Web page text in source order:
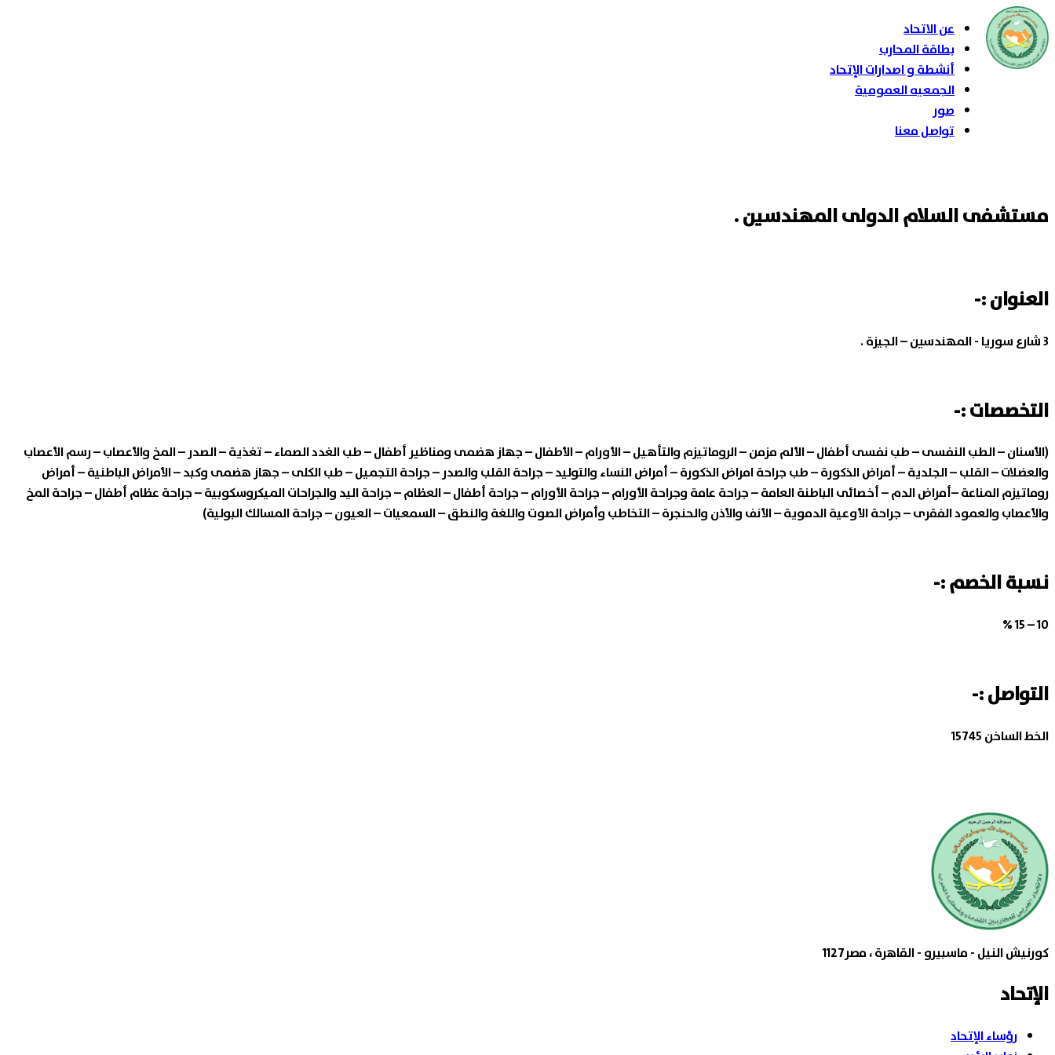
عن الاتحاد
بطاقة المحارب
أنشطة و اصدارات الإتحاد
الجمعيه العمومية
صور
تواصل معنا
مستشفى السلام الدولى المهندسين .
العنوان :-
3 شارع سوريا - المهندسين – الجيزة .
التخصصات :-
(الأسنان – الطب النفسى – طب نفسى أطفال – الألم مزمن – الروماتيزم والتأهيل – الأورام – الأطفال – جهاز هضمى ومناظير أطفال – طب الغدد الصماء – تغذية – الصدر – المخ والأعصاب – رسم الأعصاب
والعضلات – القلب – الجلدية – أمراض الذكورة – طب جراحة امراض الذكورة – أمراض النساء والتوليد – جراحة القلب والصدر – جراحة التجميل – طب الكلى – جهاز هضمى وكبد – الأمراض الباطنية – أمراض
روماتيزم المناعة –أمراض الدم – أخصائى الباطنة العامة – جراحة عامة وجراحة الأورام – جراحة الأورام – جراحة أطفال – العظام – جراحة اليد والجراحات الميكروسكوبية – جراحة عظام أطفال – جراحة المخ
والأعصاب والعمود الفقرى – جراحة الأوعية الدموية – الأنف والأذن والحنجرة – التخاطب وأمراض الصوت واللغة والنطق – السمعيات – العيون – جراحة المسالك البولية)
نسبة الخصم :-
10 – 15 %
التواصل :-
الخط الساخن 15745
كورنيش النيل - ماسبيرو - القاهرة ، مصر1127
الإتحاد
رؤساء الإتحاد